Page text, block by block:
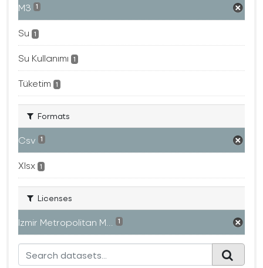
M3 1
Su 1
Su Kullanımı 1
Tüketim 1
Formats
Csv 1
Xlsx 1
Licenses
Izmir Metropolitan M... 1